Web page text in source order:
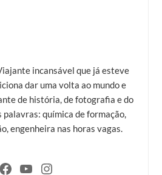
incansável que já esteve
dar uma volta ao mundo e
de história, de fotografia e do
química de formação,
engenheira nas horas vagas.